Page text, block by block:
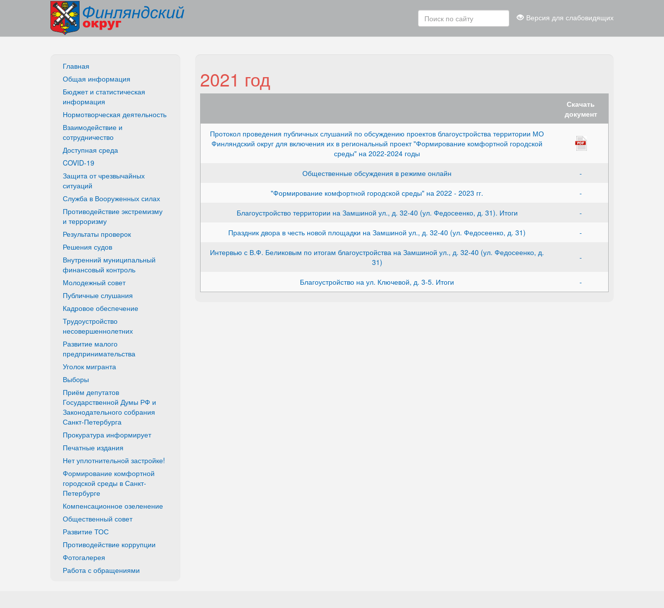
Версия для слабовидящих
Главная
Общая информация
Бюджет и статистическая
информация
Нормотворческая деятельность
Взаимодействие и
сотрудничество
Доступная среда
COVID-19
Защита от чрезвычайных
ситуаций
Служба в Вооруженных силах
Противодействие экстремизму
и терроризму
Результаты проверок
Решения судов
Внутренний муниципальный
финансовый контроль
Молодежный совет
Публичные слушания
Кадровое обеспечение
Трудоустройство
несовершеннолетних
Развитие малого
предпринимательства
Уголок мигранта
Выборы
Приём депутатов
Государственной Думы РФ и
Законодательного собрания
Санкт-Петербурга
Прокуратура информирует
Печатные издания
Нет уплотнительной застройке!
Формирование комфортной
городской среды в Санкт-
Петербурге
Компенсационное озеленение
Общественный совет
Развитие ТОС
Противодействие коррупции
Фотогалерея
Работа с обращениями
2021 год
Скачать
документ
Протокол проведения публичных слушаний по обсуждению проектов благоустройства территории МО
Финляндский округ для включения их в региональный проект "Формирование комфортной городской
среды" на 2022-2024 годы
Общественные обсуждения в режиме онлайн
-
"Формирование комфортной городской среды" на 2022 - 2023 гг.
-
Благоустройство территории на Замшиной ул., д. 32-40 (ул. Федосеенко, д. 31). Итоги
-
Праздник двора в честь новой площадки на Замшиной ул., д. 32-40 (ул. Федосеенко, д. 31)
-
Интервью с В.Ф. Беликовым по итогам благоустройства на Замшиной ул., д. 32-40 (ул. Федосеенко, д.
31)
-
Благоустройство на ул. Ключевой, д. 3-5. Итоги -